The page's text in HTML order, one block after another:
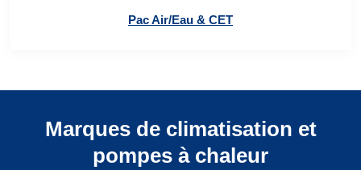
Pac Air/Eau & CET
Marques de climatisation et
pompes à chaleur